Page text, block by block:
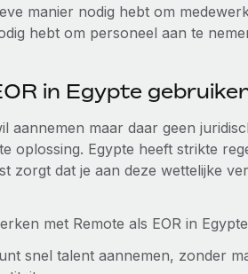
manier nodig hebt om
hebt om personeel aan te
in Egypte
aannemen maar daar geen
oplossing. Egypte heeft strikte
zorgt dat je aan deze wettelijke
met Remote als EOR in
snel talent aannemen, zonder